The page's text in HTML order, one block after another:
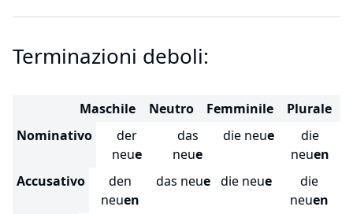
Terminazioni deboli:
Maschile Neutro Femminile
Plurale
Nominativo
der
neue
das
neue
die neue
die
neuen
Accusativo
den
neuen
das neue die neue
die
neuen